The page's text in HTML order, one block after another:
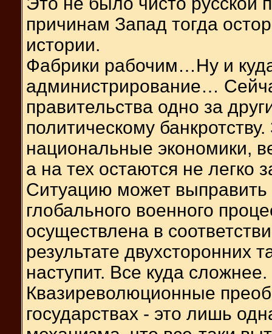
причинам Запад тогда
истории.
Фабрики рабочим…Ну и
администрирование…
правительства одно за
политическому
национальные экономики,
а на тех остаются не
Ситуацию может
глобального военного
осуществлена в
результате двухсторонних
наступит. Все куда сложнее.
Квазиреволюционные
государствах - это лишь